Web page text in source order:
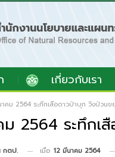
เกี่ยวกับเรา
าคม 2564 ระทึกเสือดาวป่าบุก วิ่งป่ว
ม 2564 ระทึก
กตป. เมื่อ 12 มีนาคม 2564